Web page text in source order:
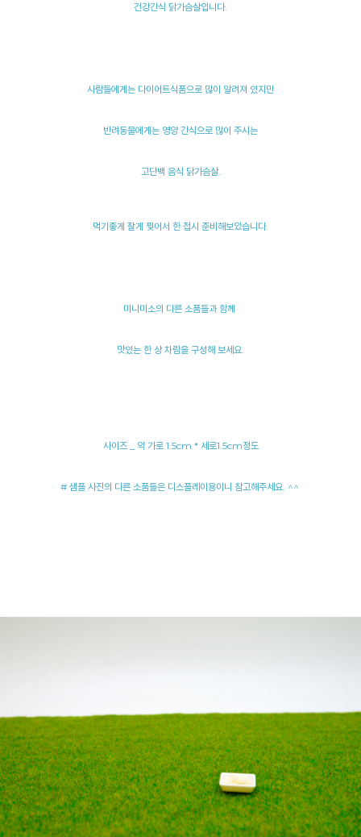
건강간식 닭가슴살입니다.
사람들에게는 다이어트식품으로 많이 알려져 있지만
반려동물에게는 영양 간식으로 많이 주시는
고단백 음식 닭가슴살.
먹기좋게 잘게 찢어서 한 접시 준비해보았습니다.
미니미소의 다른 소품들과 함께
맛있는 한 상 차림을 구성해 보세요.
사이즈 _ 약 가로 1.5cm * 세로1.5cm정도
# 샘플 사진의 다른 소품들은 디스플레이용이니 참고해주세요. ^^